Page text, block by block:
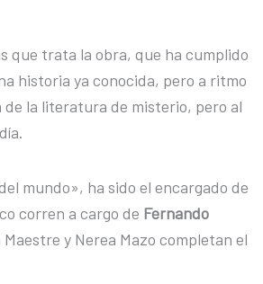
que trata la obra, que ha cumplido
historia ya conocida, pero a ritmo
de la literatura de misterio, pero al
mundo», ha sido el encargado de
corren a cargo de Fernando
y Nerea Mazo completan el